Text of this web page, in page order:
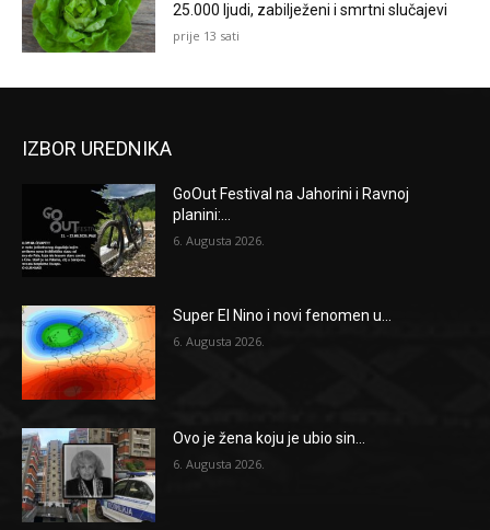
25.000 ljudi, zabilježeni i smrtni slučajevi
prije 13 sati
IZBOR UREDNIKA
GoOut Festival na Jahorini i Ravnoj
planini:...
6. Augusta 2026.
Super El Nino i novi fenomen u...
6. Augusta 2026.
Ovo je žena koju je ubio sin...
6. Augusta 2026.